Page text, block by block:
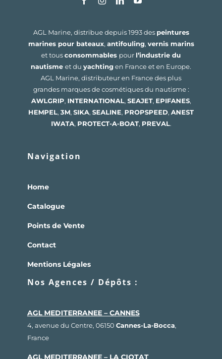
AGL Marine, distribue depuis 1993 des peintures
marines pour bateaux, antifouling, vernis marins
et tousconsommables pour l’industrie du
nautisme et du yachtingen France et en Europe.
AGL Marine, distributeur en France des plus
grandes marques de cosmétiques du nautisme :
AWLGRIP, INTERNATIONAL, SEAJET, EPIFANES,
HEMPEL, 3M, SIKA, SEALINE, PROPSPEED, ANEST
IWATA, PROTECT-A-BOAT, PREVAL.
Navigation
Home
Catalogue
Points de Vente
Contact
Mentions Légales
Nos Agences / Dépôts :
AGL MEDITERRANEE – CANNES
4, avenue du Centre, 06150 Cannes-La-Bocca,
France